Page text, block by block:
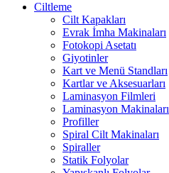
Ciltleme
Cilt Kapakları
Evrak İmha Makinaları
Fotokopi Asetatı
Giyotinler
Kart ve Menü Standları
Kartlar ve Aksesuarları
Laminasyon Filmleri
Laminasyon Makinaları
Profiller
Spiral Cilt Makinaları
Spiraller
Statik Folyolar